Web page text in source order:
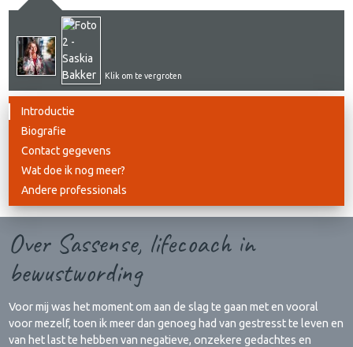
Klik om te vergroten
Introductie
Biografie
Contact gegevens
Wat doe ik nog meer?
Andere professionals
Over Sassense, lifecoach in
bewustwording
Voor mij was het moment om aan de slag te gaan met en vooral
voor mezelf, toen ik meer dan genoeg had van gestresst te leven en
van het last te hebben van negatieve, onzekere gedachtes en